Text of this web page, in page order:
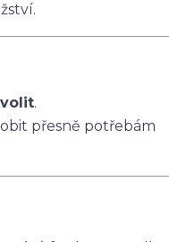
.
přesně potřebám